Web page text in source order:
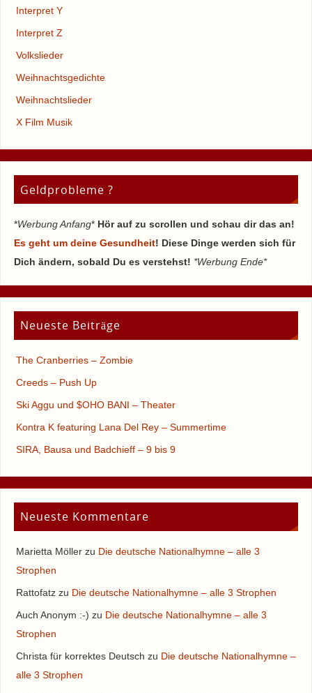
Interpret Y
Interpret Z
Volkslieder
Weihnachtsgedichte
Weihnachtslieder
X Film Musik
Geldprobleme ?
*Werbung Anfang* Hör auf zu scrollen und schau dir das an!
Es geht um deine Gesundheit! Diese Dinge werden sich für
Dich ändern, sobald Du es verstehst! *Werbung Ende*
Neueste Beiträge
The Cranberries – Zombie
Creeds – Push Up
Ski Aggu und $OHO BANI – Theater
Kontra K featuring Lana Del Rey – Summertime
SIRA, Bausa und Badchieff – 9 bis 9
Neueste Kommentare
Marietta Möllerzu Die deutsche Nationalhymne – alle 3
Strophen
Rattofatzzu Die deutsche Nationalhymne – alle 3 Strophen
Auch Anonym :-) zu Die deutsche Nationalhymne – alle 3
Strophen
Christa für korrektes Deutsch zu Die deutsche Nationalhymne –
alle 3 Strophen